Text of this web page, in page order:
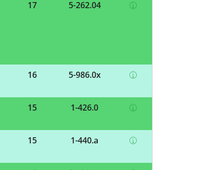
17 5-262.04
16 5-986.0x
15 1-426.0
15 1-440.a